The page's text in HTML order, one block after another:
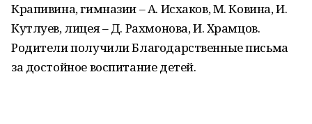
Крапивина, гимназии – А. Исхаков, М. Ковина, И.
Кутлуев, лицея – Д. Рахмонова, И. Храмцов.
Родители получили Благодарственные письма
за достойное воспитание детей.